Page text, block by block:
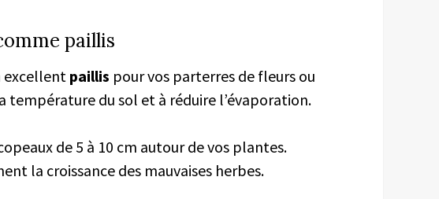
paillis
excellentpaillis pour vos parterres de fleurs ou
température du sol et à réduire l’évaporation.
de 5 à 10 cm autour de vos plantes.
la croissance des mauvaises herbes.